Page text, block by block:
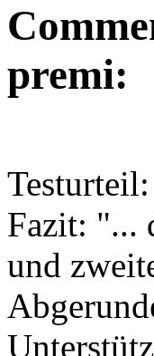
premi:
Fazit: "...
und